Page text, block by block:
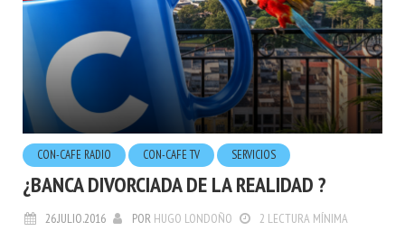
CON-CAFE RADIO CON-CAFE TV SERVICIOS
¿BANCA DIVORCIADA DE LA REALIDAD ?
26.JULIO.2016 POR HUGO LONDOÑO 2 LECTURA MÍNIMA